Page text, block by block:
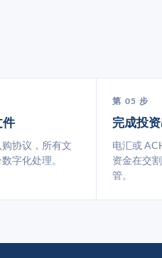
件
协议，所有文
字化处理。
第 05 步
完成投
电汇或
资金在交
管。